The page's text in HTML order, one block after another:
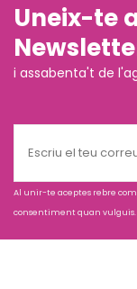
Uneix-te
i assabenta't de
Al unir-te aceptes rebre
consentiment quan vulguis.